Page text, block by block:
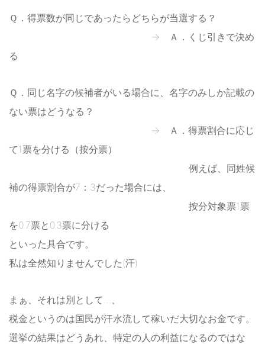
Ｑ．得票数が同じであったらどちらが当選する？
→ Ａ．くじ引きで決め
る
Ｑ．同じ名字の候補者がいる場合に、名字のみしか記載の
ない票はどうなる？
→ Ａ．得票割合に応じ
て1票を分ける（按分票）
例えば、同姓候
補の得票割合が7：3だった場合には、
按分対象票1票
を0.7票と0.3票に分ける
といった具合です。
私は全然知りませんでした(汗)
まぁ、それは別として…、
税金というのは国民が汗水流して稼いだ大切なお金です。
選挙の結果はどうあれ、特定の人の利益になるのではな